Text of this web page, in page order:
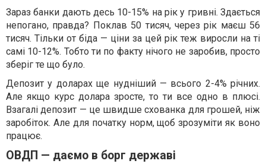
Зараз банки дають десь 10-15% на рік у гривні. Здається
непогано, правда? Поклав 50 тисяч, через рік маєш 56
тисяч. Тільки от біда — ціни за цей рік теж виросли на ті
самі 10-12%. Тобто ти по факту нічого не заробив, просто
зберіг те що було.
Депозит у доларах ще нудніший — всього 2-4% річних.
Але якщо курс долара зросте, то ти все одно в плюсі.
Взагалі депозит — це швидше схованка для грошей, ніж
заробіток. Але для початку норм, щоб зрозуміти як воно
працює.
ОВДП — даємо в борг державі